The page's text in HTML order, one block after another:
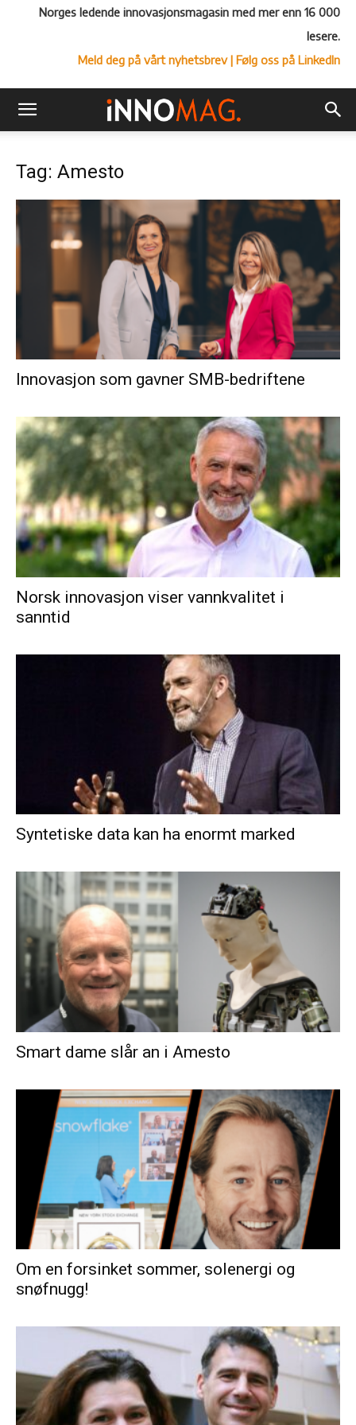
Norges ledende innovasjonsmagasin med mer enn 16 000
lesere.
Meld deg på vårt nyhetsbrev| Følg oss på LinkedIn
Tag: Amesto
Innovasjon som gavner SMB-bedriftene
Norsk innovasjon viser vannkvalitet i
sanntid
Syntetiske data kan ha enormt marked
Smart dame slår an i Amesto
Om en forsinket sommer, solenergi og
snøfnugg!